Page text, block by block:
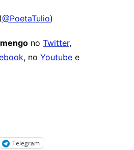
@PoetaTulio)
no Twitter,
, no Youtubee
Telegram